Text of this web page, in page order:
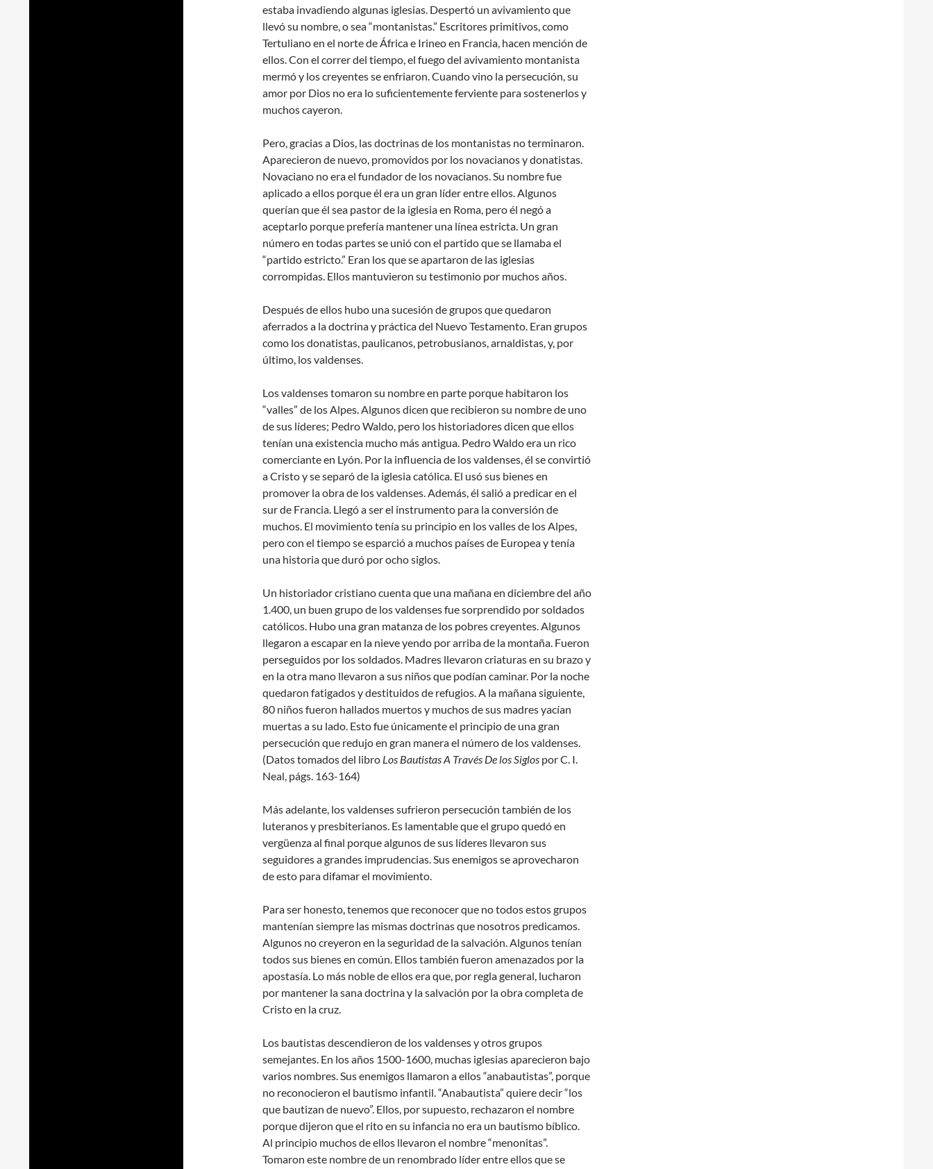
estaba invadiendo algunas iglesias. Despertó un avivamiento que
llevó su nombre, o sea “montanistas.” Escritores primitivos, como
Tertuliano en el norte de África e Irineo en Francia, hacen mención de
ellos. Con el correr del tiempo, el fuego del avivamiento montanista
mermó y los creyentes se enfriaron. Cuando vino la persecución, su
amor por Dios no era lo suficientemente ferviente para sostenerlos y
muchos cayeron.
Pero, gracias a Dios, las doctrinas de los montanistas no terminaron.
Aparecieron de nuevo, promovidos por los novacianos y donatistas.
Novaciano no era el fundador de los novacianos. Su nombre fue
aplicado a ellos porque él era un gran líder entre ellos. Algunos
querían que él sea pastor de la iglesia en Roma, pero él negó a
aceptarlo porque prefería mantener una línea estricta. Un gran
número en todas partes se unió con el partido que se llamaba el
“partido estricto.” Eran los que se apartaron de las iglesias
corrompidas. Ellos mantuvieron su testimonio por muchos años.
Después de ellos hubo una sucesión de grupos que quedaron
aferrados a la doctrina y práctica del Nuevo Testamento. Eran grupos
como los donatistas, paulicanos, petrobusianos, arnaldistas, y, por
último, los valdenses.
Los valdenses tomaron su nombre en parte porque habitaron los
“valles” de los Alpes. Algunos dicen que recibieron su nombre de uno
de sus líderes; Pedro Waldo, pero los historiadores dicen que ellos
tenían una existencia mucho más antigua. Pedro Waldo era un rico
comerciante en Lyón. Por la influencia de los valdenses, él se convirtió
a Cristo y se separó de la iglesia católica. El usó sus bienes en
promover la obra de los valdenses. Además, él salió a predicar en el
sur de Francia. Llegó a ser el instrumento para la conversión de
muchos. El movimiento tenía su principio en los valles de los Alpes,
pero con el tiempo se esparció a muchos países de Europea y tenía
una historia que duró por ocho siglos.
Un historiador cristiano cuenta que una mañana en diciembre del año
1.400, un buen grupo de los valdenses fue sorprendido por soldados
católicos. Hubo una gran matanza de los pobres creyentes. Algunos
llegaron a escapar en la nieve yendo por arriba de la montaña. Fueron
perseguidos por los soldados. Madres llevaron criaturas en su brazo y
en la otra mano llevaron a sus niños que podían caminar. Por la noche
quedaron fatigados y destituidos de refugios. A la mañana siguiente,
80 niños fueron hallados muertos y muchos de sus madres yacían
muertas a su lado. Esto fue únicamente el principio de una gran
persecución que redujo en gran manera el número de los valdenses.
(Datos tomados del libro Los Bautistas A Través De los Siglos por C. I.
Neal, págs. 163-164)
Más adelante, los valdenses sufrieron persecución también de los
luteranos y presbiterianos. Es lamentable que el grupo quedó en
vergüenza al final porque algunos de sus líderes llevaron sus
seguidores a grandes imprudencias. Sus enemigos se aprovecharon
de esto para difamar el movimiento.
Para ser honesto, tenemos que reconocer que no todos estos grupos
mantenían siempre las mismas doctrinas que nosotros predicamos.
Algunos no creyeron en la seguridad de la salvación. Algunos tenían
todos sus bienes en común. Ellos también fueron amenazados por la
apostasía. Lo más noble de ellos era que, por regla general, lucharon
por mantener la sana doctrina y la salvación por la obra completa de
Cristo en la cruz.
Los bautistas descendieron de los valdenses y otros grupos
semejantes. En los años 1500-1600, muchas iglesias aparecieron bajo
varios nombres. Sus enemigos llamaron a ellos “anabautistas”, porque
no reconocieron el bautismo infantil. “Anabautista” quiere decir “los
que bautizan de nuevo”. Ellos, por supuesto, rechazaron el nombre
porque dijeron que el rito en su infancia no era un bautismo bíblico.
Al principio muchos de ellos llevaron el nombre “menonitas”.
Tomaron este nombre de un renombrado líder entre ellos que se